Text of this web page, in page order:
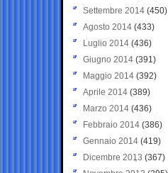
Settembre 2014 (450)
Agosto 2014 (433)
Luglio 2014 (436)
Giugno 2014 (391)
Maggio 2014 (392)
Aprile 2014 (389)
Marzo 2014 (436)
Febbraio 2014 (386)
Gennaio 2014 (419)
Dicembre 2013 (367)